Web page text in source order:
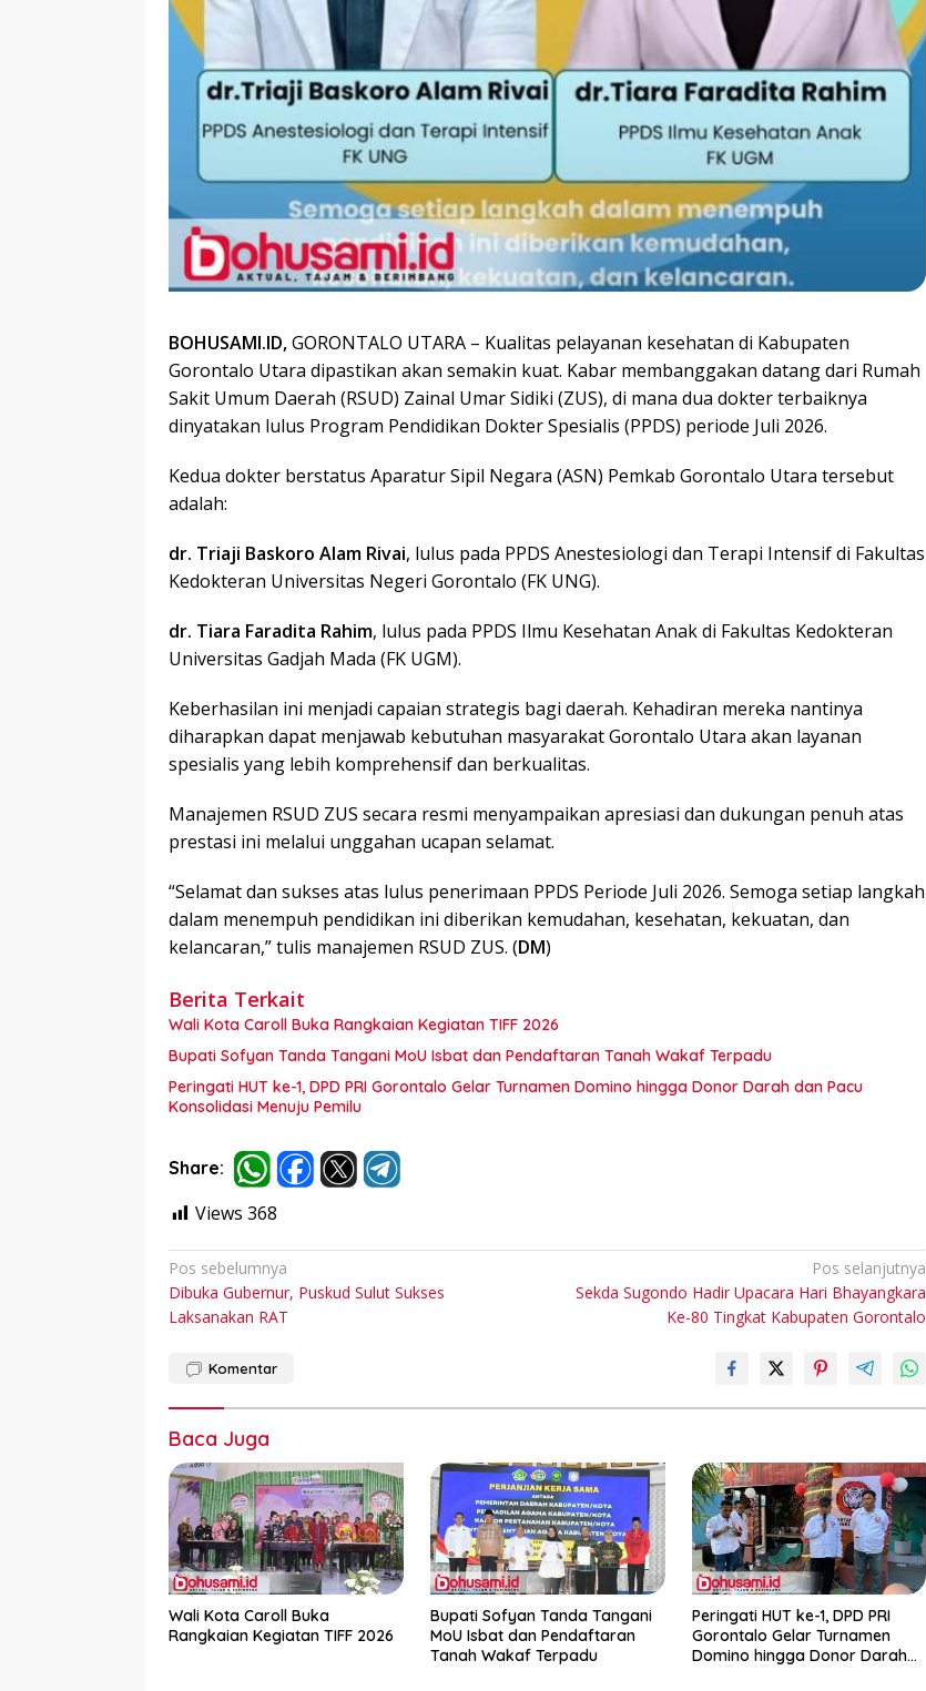
BOHUSAMI.ID,GORONTALO UTARA – Kualitas pelayanan kesehatan di Kabupaten
Gorontalo Utara dipastikan akan semakin kuat. Kabar membanggakan datang dari Rumah
Sakit Umum Daerah (RSUD) Zainal Umar Sidiki (ZUS), di mana dua dokter terbaiknya
dinyatakan lulus Program Pendidikan Dokter Spesialis (PPDS) periode Juli 2026.
Kedua dokter berstatus Aparatur Sipil Negara (ASN) Pemkab Gorontalo Utara tersebut
adalah:
dr. Triaji Baskoro Alam Rivai, lulus pada PPDS Anestesiologi dan Terapi Intensif di Fakultas
Kedokteran Universitas Negeri Gorontalo (FK UNG).
dr. Tiara Faradita Rahim, lulus pada PPDS Ilmu Kesehatan Anak di Fakultas Kedokteran
Universitas Gadjah Mada (FK UGM).
Keberhasilan ini menjadi capaian strategis bagi daerah. Kehadiran mereka nantinya
diharapkan dapat menjawab kebutuhan masyarakat Gorontalo Utara akan layanan
spesialis yang lebih komprehensif dan berkualitas.
Manajemen RSUD ZUS secara resmi menyampaikan apresiasi dan dukungan penuh atas
prestasi ini melalui unggahan ucapan selamat.
“Selamat dan sukses atas lulus penerimaan PPDS Periode Juli 2026. Semoga setiap langkah
dalam menempuh pendidikan ini diberikan kemudahan, kesehatan, kekuatan, dan
kelancaran,” tulis manajemen RSUD ZUS. (DM)
Berita Terkait
Wali Kota Caroll Buka Rangkaian Kegiatan TIFF 2026
Bupati Sofyan Tanda Tangani MoU Isbat dan Pendaftaran Tanah Wakaf Terpadu
Peringati HUT ke-1, DPD PRI Gorontalo Gelar Turnamen Domino hingga Donor Darah dan Pacu
Konsolidasi Menuju Pemilu
Share:
Views 368
Navigasi
pos
Pos sebelumnya
Dibuka Gubernur, Puskud Sulut Sukses
Laksanakan RAT
Pos selanjutnya
Sekda Sugondo Hadir Upacara Hari Bhayangkara
Ke-80 Tingkat Kabupaten Gorontalo
Komentar
Baca Juga
Wali Kota Caroll Buka
Rangkaian Kegiatan TIFF 2026
Bupati Sofyan Tanda Tangani
MoU Isbat dan Pendaftaran
Tanah Wakaf Terpadu
Peringati HUT ke-1, DPD PRI
Gorontalo Gelar Turnamen
Domino hingga Donor Darah